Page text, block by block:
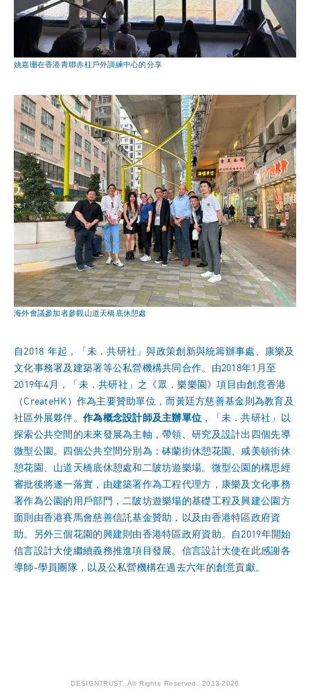
姚嘉珊在香港青聯赤柱戶外訓練中心的分享
海外會議參加者參觀山道天橋底休憩處
自2018 年起，「未．共研社」與政策創新與統籌辦事處、康樂及
文化事務署及建築署等公私營機構共同合作。由2018年1月至
2019年4月，「未．共研社」之《眾．樂樂園》項目由創意香港
（CreateHK）作為主要贊助單位，而黃廷方慈善基金則為教育及
社區外展夥伴。 作為概念設計師及主辦單位 ，「未．共研社」以
探索公共空間的未來發展為主軸，帶領、研究及設計出四個先導
微型公園。四個公共空間分別為：砵蘭街休憩花園、咸美頓街休
憩花園、山道天橋底休憩處和二陂坊遊樂場。微型公園的構思經
審批後將遂一落實，由建築署作為工程代理方，康樂及文化事務
署作為公園的用戶部門，二陂坊遊樂場的基礎工程及興建公園方
面則由香港賽馬會慈善信託基金贊助，以及由香港特區政府資
助。另外三個花園的興建則由香港特區政府資助。自2019年開始
信言設計大使繼續義務推進項目發展。信言設計大使在此感謝各
導師-學員團隊，以及公私營機構在過去六年的創意貢獻。
DESIGNTRUST. All Rights Reserved. 2013-2026